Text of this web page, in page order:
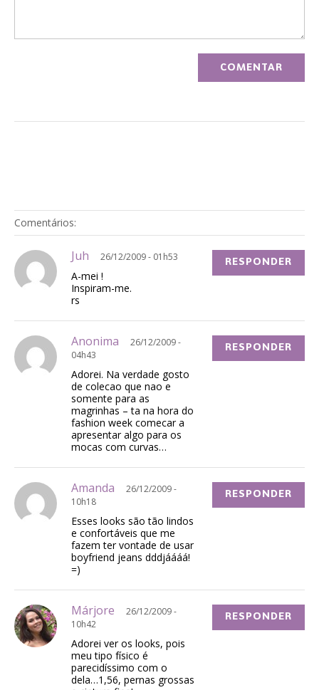
Comentários:
Juh 26/12/2009 - 01h53
A-mei !
Inspiram-me.
rs
RESPONDER
Anonima
26/12/2009 -
04h43
Adorei. Na verdade gosto
de colecao que nao e
somente para as
magrinhas – ta na hora do
fashion week comecar a
apresentar algo para os
mocas com curvas…
RESPONDER
Amanda
26/12/2009 -
10h18
Esses looks são tão lindos
e confortáveis que me
fazem ter vontade de usar
boyfriend jeans dddjáááá!
=)
RESPONDER
Márjore
26/12/2009 -
10h42
Adorei ver os looks, pois
meu tipo físico é
parecidíssimo com o
dela…1,56, pernas grossas
RESPONDER